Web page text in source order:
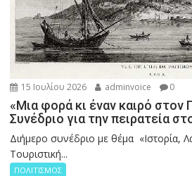
15 Ιουλίου 2026 adminvoice 0
«Μια φορά κι έναν καιρό στον
Συνέδριο για την πειρατεία
Διήμερο συνέδριο με θέμα «Ιστορία,
Τουριστική...
ΠΟΛΙΤΙΣΜΟΣ